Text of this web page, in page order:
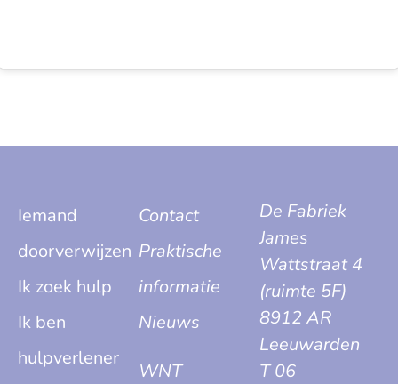
Iemand
doorverwijzen
Ik zoek hulp
Ik ben
hulpverlener
Contact
Praktische
informatie
Nieuws
WNT
De Fabriek
James
Wattstraat 4
(ruimte 5F)
8912 AR
Leeuwarden
T 06